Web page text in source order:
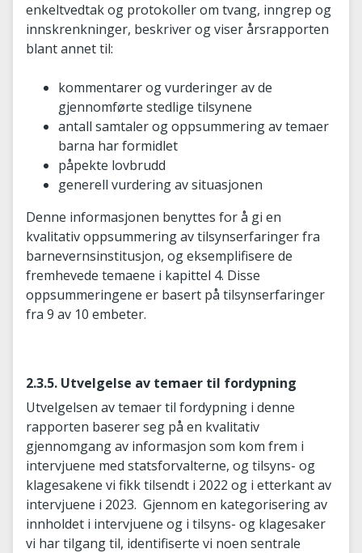
enkeltvedtak og protokoller om tvang, inngrep og
innskrenkninger, beskriver og viser årsrapporten
blant annet til:
kommentarer og vurderinger av de
gjennomførte stedlige tilsynene
antall samtaler og oppsummering av temaer
barna har formidlet
påpekte lovbrudd
generell vurdering av situasjonen
Denne informasjonen benyttes for å gi en
kvalitativ oppsummering av tilsynserfaringer fra
barnevernsinstitusjon, og eksemplifisere de
fremhevede temaene i kapittel 4. Disse
oppsummeringene er basert på tilsynserfaringer
fra 9 av 10 embeter.
2.3.5. Utvelgelse av temaer til fordypning
Utvelgelsen av temaer til fordypning i denne
rapporten baserer seg på en kvalitativ
gjennomgang av informasjon som kom frem i
intervjuene med statsforvalterne, og tilsyns- og
klagesakene vi fikk tilsendt i 2022 og i etterkant av
intervjuene i 2023. Gjennom en kategorisering av
innholdet i intervjuene og i tilsyns- og klagesaker
vi har tilgang til, identifiserte vi noen sentrale